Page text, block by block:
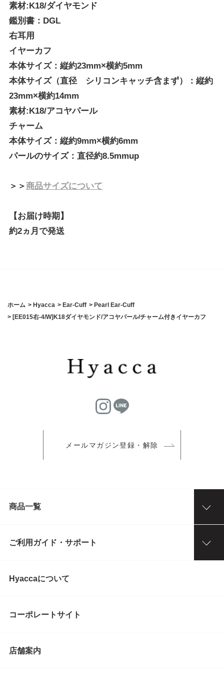
素材:K18/ダイヤモンド
鑑別書：DGL
右耳用
イヤーカフ
本体サイズ：縦約23mm×横約5mm
本体サイズ（直径 シリコンキャッチ含まず）：縦約
23mm×横約14mm
素材:K18/アコヤパール
チャーム
本体サイズ：縦約9mm×横約6mm
パールのサイズ：直径約8.5mmup
＞＞商品サイズについて
【お届け時期】
約2ヵ月で発送
ホーム > Hyacca > Ear-Cuff > Pearl Ear-Cuff
> [EE015右-4/W]K18ダイヤモンド/アコヤパール/チャーム付きイヤーカフ
メールマガジン登録・解除
商品一覧
ご利用ガイド・サポート
Hyaccaについて
コーポレートサイト
店舗案内